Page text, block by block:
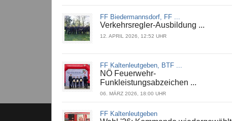
FF Biedermannsdorf, FF ...
Verkehrsregler-Ausbildung ...
12. APRIL 2026, 12:52 UHR
FF Kaltenleutgeben, BTF ...
NÖ Feuerwehr-
Funkleistungsabzeichen ...
06. MÄRZ 2026, 18:00 UHR
FF Kaltenleutgeben